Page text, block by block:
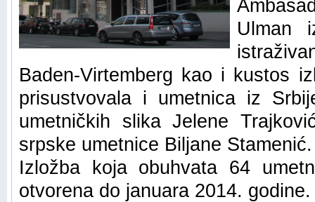
Ulman
Baden-Virtemberg kao i kustos
prisustvovala i umetnica iz
umetničkih slika Jelene
srpske umetnice Biljane Stamenić.
Izložba koja obuhvata 64
otvorena do januara 2014. godine.